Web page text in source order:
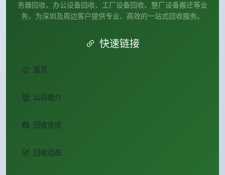
务器回收、办公设备回收、工厂设备回收、整厂设备搬迁等业
务，为深圳及周边客户提供专业、高效的一站式回收服务。
快速链接
首页
公司简介
回收资讯
回收动态